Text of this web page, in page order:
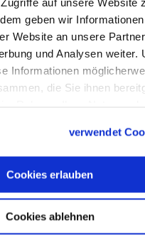
geben wir
Website an unsere
und Analysen weiter.
Informationen
die Sie ihnen
verwendet
Cookies erlauben
Cookies ablehnen
im Umgang mit
. Nötig sei eine
innerhalb
Papst. Geistliche
Bistümern
besonders groß
erinnerte hierbei an
Donum", in der Pius
von
Asien und